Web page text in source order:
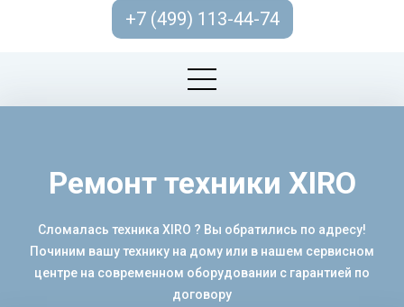
+7 (499) 113-44-74
Ремонт техники XIRO
Сломалась техника XIRO ? Вы обратились по адресу!
Починим вашу технику на дому или в нашем сервисном
центре на современном оборудовании с гарантией по
договору